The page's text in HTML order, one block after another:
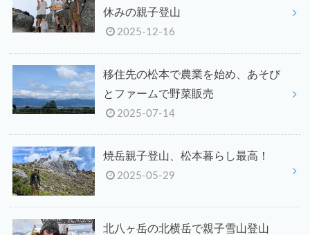
休みの親子登山
2025-12-16
移住先の松本で農業を始め、あそび
とファームで野菜販売
2025-07-14
焼岳親子登山、松本暮らし最高！
2025-05-29
北八ヶ岳の北横岳で親子雪山登山